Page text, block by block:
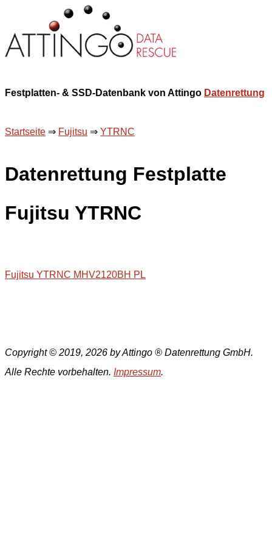
Festplatten- & SSD-Datenbank von Attingo Datenrettung
Startseite ⇒ Fujitsu ⇒ YTRNC
Datenrettung Festplatte
Fujitsu YTRNC
Fujitsu YTRNC MHV2120BH PL
Copyright © 2019, 2026 by Attingo ® Datenrettung GmbH.
Alle Rechte vorbehalten. Impressum.